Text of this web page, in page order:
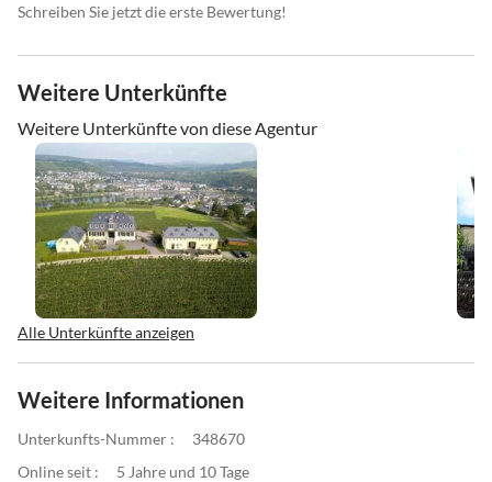
Schreiben Sie jetzt die erste Bewertung!
Weitere Unterkünfte
Weitere Unterkünfte von diese Agentur
Alle Unterkünfte anzeigen
Weitere Informationen
Unterkunfts-Nummer :
348670
Online seit :
5 Jahre und 10 Tage